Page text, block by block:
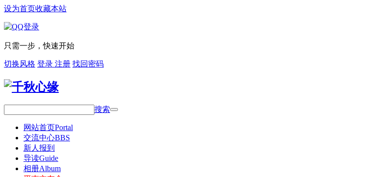
设为首页收藏本站
只需一步，快速开始
切换风格 登录 注册 找回密码
搜索
网站首页Portal
交流中心BBS
新人报到
导读Guide
相册Album